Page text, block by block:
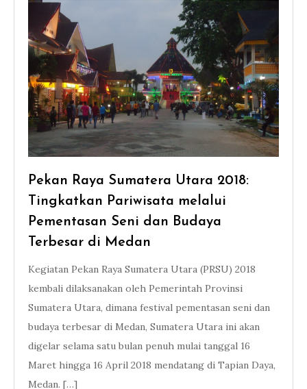
Pekan Raya Sumatera Utara 2018:
Tingkatkan Pariwisata melalui
Pementasan Seni dan Budaya
Terbesar di Medan
Kegiatan Pekan Raya Sumatera Utara (PRSU) 2018
kembali dilaksanakan oleh Pemerintah Provinsi
Sumatera Utara, dimana festival pementasan seni dan
budaya terbesar di Medan, Sumatera Utara ini akan
digelar selama satu bulan penuh mulai tanggal 16
Maret hingga 16 April 2018 mendatang di Tapian Daya,
Medan. […]